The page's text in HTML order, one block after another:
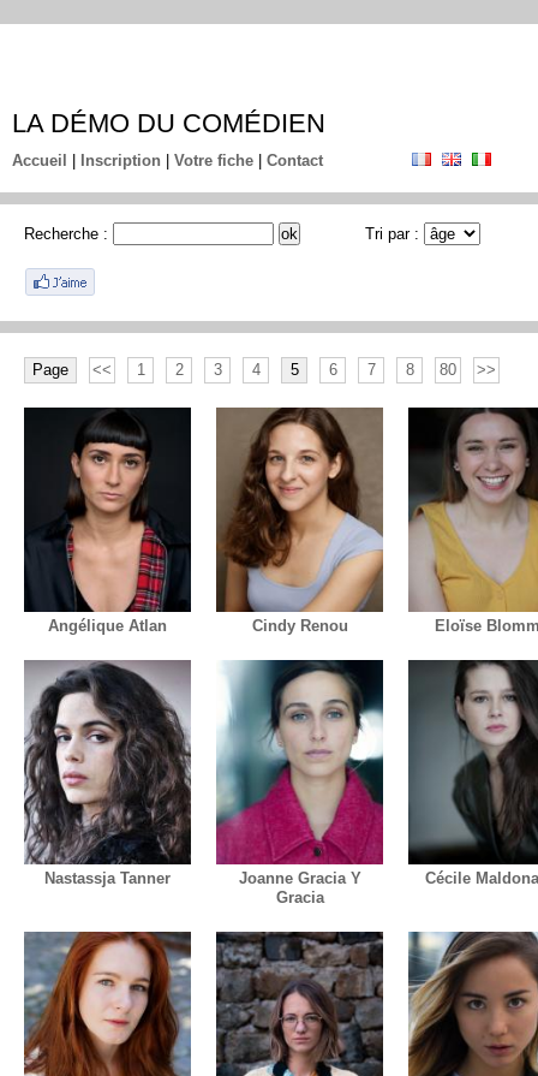
LA DÉMO DU COMÉDIEN
Accueil Inscription Votre fiche Contact
Recherche : Tri par :
Page << 1 2 3 4 5 6 7 8 80 >>
Angélique Atlan Cindy Renou Eloïse
Nastassja Tanner
Joanne Gracia Y
Gracia
Cécile